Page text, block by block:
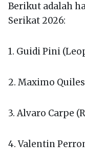
Berikut adalah
Serikat 2026:
1. Guidi Pini
2. Maximo
3. Alvaro Carpe
4. Valentin